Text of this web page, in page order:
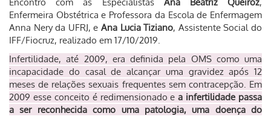
Enfermeira Obstétrica e Professora da Escola de Enfermagem
Anna Nery da UFRJ, e Ana Lucia Tiziano, Assistente Social do
IFF/Fiocruz, realizado em 17/10/2019.
Infertilidade, até 2009, era definida pela OMS como uma
incapacidade do casal de alcançar uma gravidez após 12
meses de relações sexuais frequentes sem contracepção. Em
2009 esse conceito é redimensionado ea infertilidade passa
a ser reconhecida como uma patologia, uma doença do